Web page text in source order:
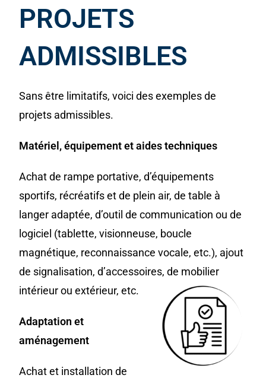
PROJETS
ADMISSIBLES
Sans être limitatifs, voici des exemples de
projets admissibles.
Matériel, équipement et aides techniques
Achat de rampe portative, d’équipements
sportifs, récréatifs et de plein air, de table à
langer adaptée, d’outil de communication ou de
logiciel (tablette, visionneuse, boucle
magnétique, reconnaissance vocale, etc.), ajout
de signalisation, d’accessoires, de mobilier
intérieur ou extérieur, etc.
Adaptation et
aménagement
Achat et installation de